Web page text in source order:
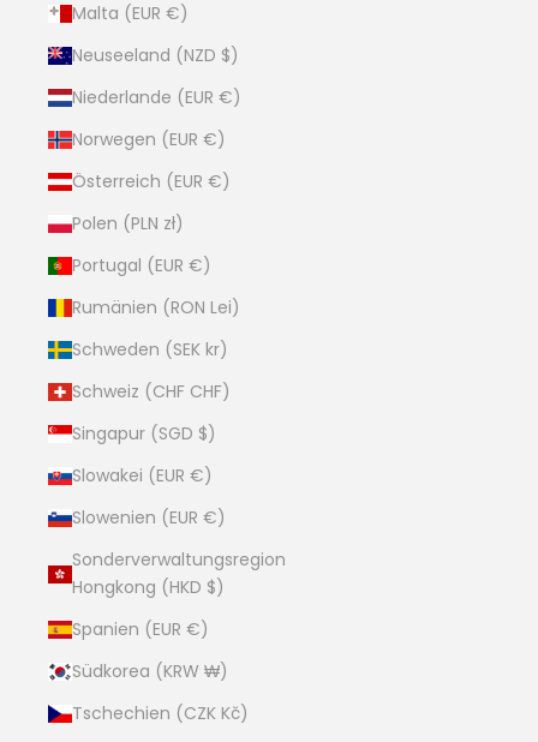
Malta (EUR €)
Neuseeland (NZD $)
Niederlande (EUR €)
Norwegen (EUR €)
Österreich (EUR €)
Polen (PLN zł)
Portugal (EUR €)
Rumänien (RON Lei)
Schweden (SEK kr)
Schweiz (CHF CHF)
Singapur (SGD $)
Slowakei (EUR €)
Slowenien (EUR €)
Sonderverwaltungsregion
Hongkong (HKD $)
Spanien (EUR €)
Südkorea (KRW ₩)
Tschechien (CZK Kč)